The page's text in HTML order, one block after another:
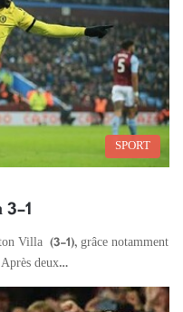
SPORT
1
Villa (3-1), grâce notamment
deux…